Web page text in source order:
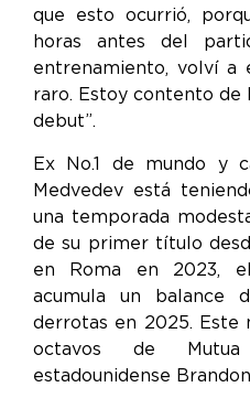
que esto ocurrió,
horas antes del
entrenamiento, volví
raro. Estoy contento de
debut”.
Ex No.1 de mundo y
Medvedev está
una temporada
de su primer título
en Roma en 2023,
acumula un balance
derrotas en 2025. Este
octavos de
estadounidense